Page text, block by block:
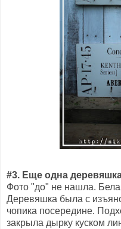
#3. Еще одна
Фото "до" не нашла.
Деревяшка была с
чопика посередине.
закрыла дырку куском